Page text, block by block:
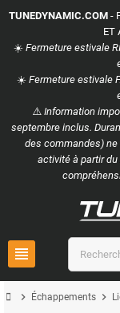
TUNEDYNAMIC.COM-
ET
☀️ Fermeture estivale
☀️ Fermeture estivale
⚠️Information
septembre inclus.
des commandes)
activité à partir
view_headline
chevron_right Échappements chevron_right